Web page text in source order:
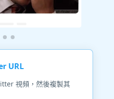
URL
視頻，然後複製其